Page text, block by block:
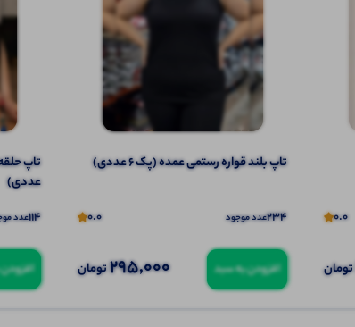
0.0
تومان
تاپ بلند قواره رستمی عمده (پک 6 عددی)
234عدد موجود 0.0
افزودن به سبد 295,000تومان
عددی)
114عدد